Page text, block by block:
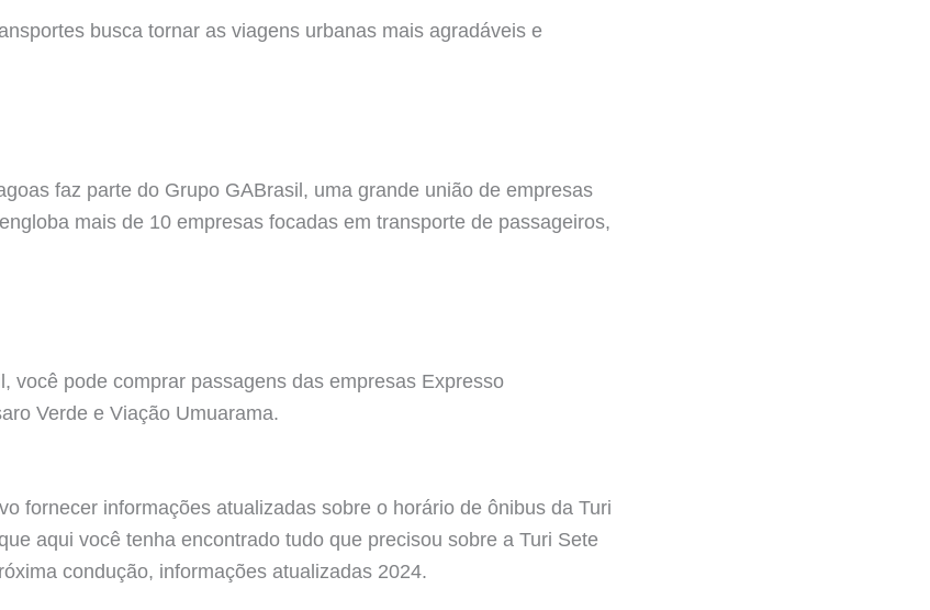
busca tornar as viagens urbanas mais agradáveis e
faz parte do Grupo GABrasil, uma grande união de empresas
mais de 10 empresas focadas em transporte de passageiros,
você pode comprar passagens das empresas Expresso
Verde e Viação Umuarama.
fornecer informações atualizadas sobre o horário de ônibus da Turi
aqui você tenha encontrado tudo que precisou sobre a Turi Sete
condução, informações atualizadas 2024.